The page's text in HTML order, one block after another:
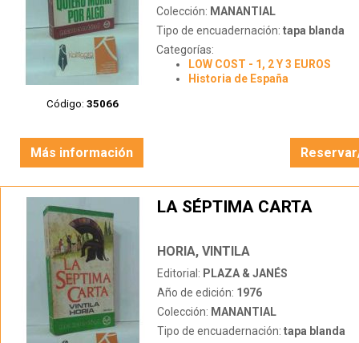
Código: 35066
Colección: MANANTIAL
Tipo de encuadernación: tapa blanda
Categorías:
LOW COST - 1, 2 Y 3 EUROS
Historia de España
Más información
LA SÉPTIMA CARTA
HORIA, VINTILA
Editorial: PLAZA & JANÉS
Año de edición: 1976
Colección: MANANTIAL
Tipo de encuadernación: tapa blanda